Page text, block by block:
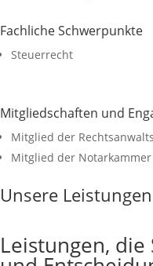
Fachliche Schwerpunkte
Steuerrecht
Mitgliedschaften und
Mitglied der
Mitglied der
Unsere Leistungen
Leistungen,